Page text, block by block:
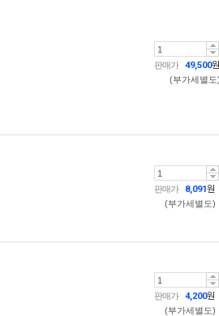
판매가 49,500원
(부가세별도)
판매가 8,091원
(부가세별도)
판매가 4,200원
(부가세별도)